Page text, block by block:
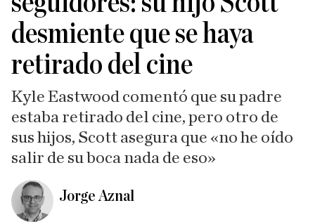
desmiente que se haya
retirado del cine
Kyle Eastwood comentó que su padre
estaba retirado del cine, pero otro de
sus hijos, Scott asegura que «no he oído
salir de su boca nada de eso»
Jorge Aznal